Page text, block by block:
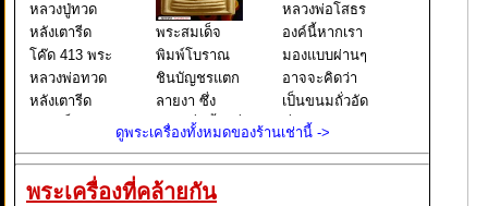
หลวงปู่ทวด
หลังเตารีด
โค๊ด 413 พระ
หลวงพ่อทวด
หลังเตารีด
ธรรมดา ปี
๒๕๐๕ นับเป็น
พระสมเด็จ
พิมพ์โบราณ
ชินบัญชรแตก
ลายงา ซึ่ง
เขียนชื่อนี้ไว้ที่
พระ และยังมี
เขียนต่อไปอีก
หลวงพ่อโสธร
องค์นี้หากเรา
มองแบบผ่านๆ
อาจจะคิดว่า
เป็นขนมถั่วอัด
ที่เราเคยกิน
แล้วนั่นคือ
ดูพระเครื่องทั้งหมดของร้านเช่านี้ ->
พระเครื่องที่คล้ายกัน